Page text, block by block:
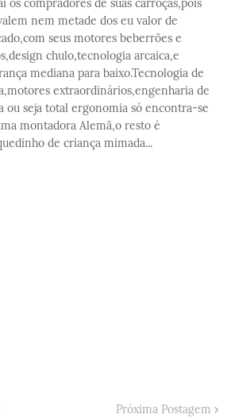
os compradores de suas carroças,pois
nem metade dos eu valor de
seus motores beberrões e
chulo,tecnologia arcaica,e
mediana para baixo.Tecnologia de
extraordinários,engenharia de
ou seja total ergonomia só encontra-se
montadora Alemã,o resto é
de criança mimada...
Próxima Postagem